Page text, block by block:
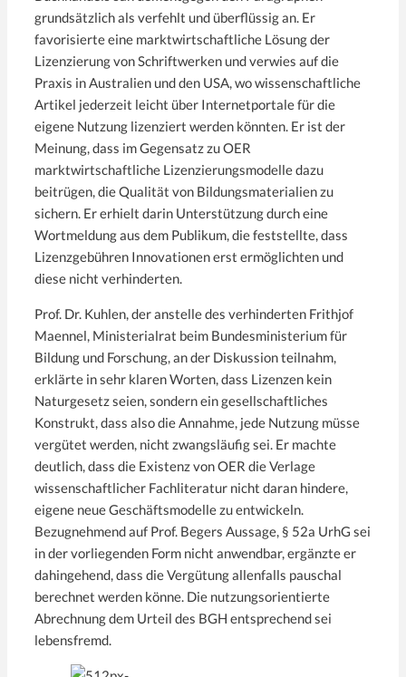
grundsätzlich als verfehlt und überflüssig an. Er
favorisierte eine marktwirtschaftliche Lösung der
Lizenzierung von Schriftwerken und verwies auf die
Praxis in Australien und den USA, wo wissenschaftliche
Artikel jederzeit leicht über Internetportale für die
eigene Nutzung lizenziert werden könnten. Er ist der
Meinung, dass im Gegensatz zu OER
marktwirtschaftliche Lizenzierungsmodelle dazu
beitrügen, die Qualität von Bildungsmaterialien zu
sichern. Er erhielt darin Unterstützung durch eine
Wortmeldung aus dem Publikum, die feststellte, dass
Lizenzgebühren Innovationen erst ermöglichten und
diese nicht verhinderten.
Prof. Dr. Kuhlen, der anstelle des verhinderten Frithjof
Maennel, Ministerialrat beim Bundesministerium für
Bildung und Forschung, an der Diskussion teilnahm,
erklärte in sehr klaren Worten, dass Lizenzen kein
Naturgesetz seien, sondern ein gesellschaftliches
Konstrukt, dass also die Annahme, jede Nutzung müsse
vergütet werden, nicht zwangsläufig sei. Er machte
deutlich, dass die Existenz von OER die Verlage
wissenschaftlicher Fachliteratur nicht daran hindere,
eigene neue Geschäftsmodelle zu entwickeln.
Bezugnehmend auf Prof. Begers Aussage, § 52a UrhG sei
in der vorliegenden Form nicht anwendbar, ergänzte er
dahingehend, dass die Vergütung allenfalls pauschal
berechnet werden könne. Die nutzungsorientierte
Abrechnung dem Urteil des BGH entsprechend sei
lebensfremd.